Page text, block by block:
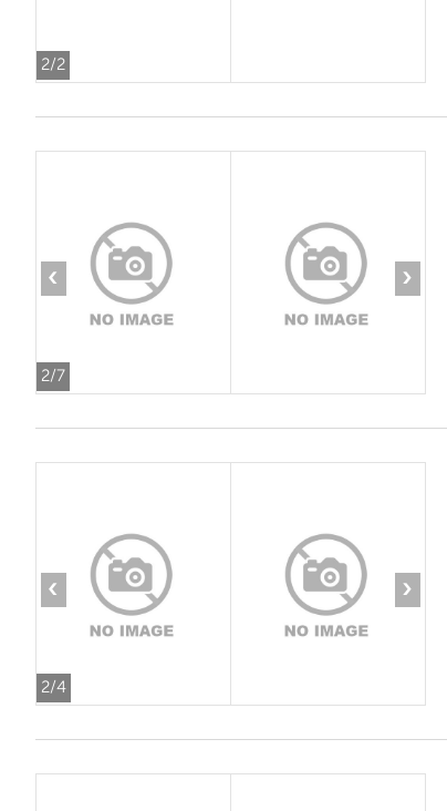
2/2
2/7
‹ ›
2/4
‹ ›